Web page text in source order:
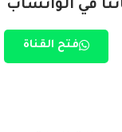
في الواتساب
فتح القناة